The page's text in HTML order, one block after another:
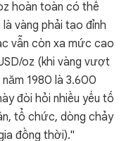
hoàn toàn có thể
vàng phải tạo đỉnh
vẫn còn xa mức cao
oz (khi vàng vượt
1980 là 3.600
đòi hỏi nhiều yếu tố
tổ chức, dòng chảy
đồng thời)."